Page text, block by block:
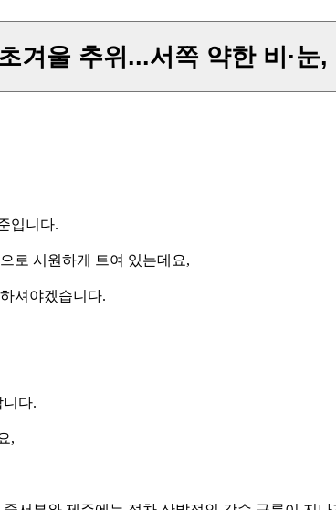
겨울 추위...서쪽 약한 비·눈
입니다.
로 시원하게 트여 있는데요,
셔야겠습니다.
다.
,